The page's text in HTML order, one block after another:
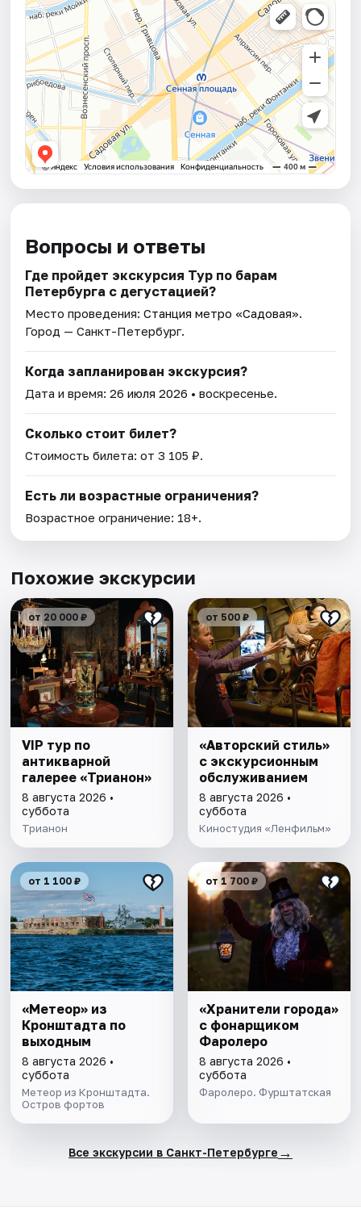
Вопросы и ответы
Где пройдет экскурсия Тур по барам
Петербурга с дегустацией?
Место проведения:Станция метро «Садовая».
Город — Санкт-Петербург.
Когда запланирован экскурсия?
Дата и время:26 июля 2026 • воскресенье.
Сколько стоит билет?
Стоимость билета: от 3 105 ₽.
Есть ли возрастные ограничения?
Возрастное ограничение: 18+.
Похожие экскурсии
от 20 000 ₽
VIP тур по
антикварной
галерее «Трианон»
8 августа 2026 •
суббота
Трианон
от 500 ₽
«Авторский стиль»
с экскурсионным
обслуживанием
8 августа 2026 •
суббота
Киностудия «Ленфильм»
от 1 100 ₽
«Метеор» из
Кронштадта по
выходным
8 августа 2026 •
суббота
Метеор из Кронштадта.
Остров фортов
от 1 700 ₽
«Хранители города»
с фонарщиком
Фаролеро
8 августа 2026 •
суббота
Фаролеро. Фурштатская
Все экскурсии в Санкт-Петербурге →